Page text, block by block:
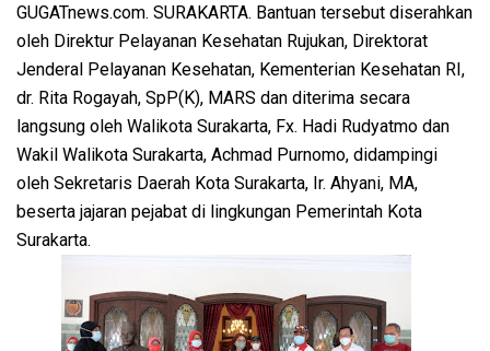
GUGATnews.com. SURAKARTA. Bantuan tersebut diserahkan
oleh Direktur Pelayanan Kesehatan Rujukan, Direktorat
Jenderal Pelayanan Kesehatan, Kementerian Kesehatan RI,
dr. Rita Rogayah, SpP(K), MARS dan diterima secara
langsung oleh Walikota Surakarta, Fx. Hadi Rudyatmo dan
Wakil Walikota Surakarta, Achmad Purnomo, didampingi
oleh Sekretaris Daerah Kota Surakarta, Ir. Ahyani, MA,
beserta jajaran pejabat di lingkungan Pemerintah Kota
Surakarta.